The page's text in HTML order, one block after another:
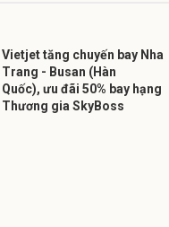
Vietjet tăng chuyến bay Nha
Trang - Busan (Hàn
Quốc), ưu đãi 50% bay hạng
Thương gia SkyBoss